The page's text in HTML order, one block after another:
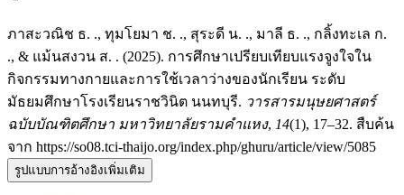
ภาสะวณิช ธ. ., ทุมโยมา ช. ., สุระดี น. ., มาลี ธ. ., กลิ้งทะเล ก.
., & แม้นสงวน ส. . (2025). การศึกษาเปรียบเทียบแรงจูงใจใน
กิจกรรมทางกายและการใช้เวลาว่างของนักเรียน ระดับ
มัธยมศึกษาโรงเรียนราชวินิต นนทบุรี. วารสารมนุษยศาสตร์
ฉบับบัณฑิตศึกษา มหาวิทยาลัยรามคำแหง, 14(1), 17–32. สืบค้น
จาก https://so08.tci-thaijo.org/index.php/ghuru/article/view/5085
รูปแบบการอ้างอิงเพิ่มเติม